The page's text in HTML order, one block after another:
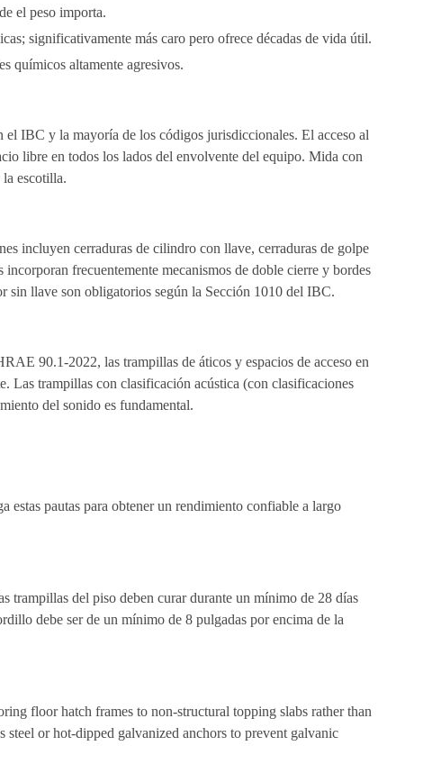
el peso importa.
significativamente más caro pero ofrece décadas de vida útil.
químicos altamente agresivos.
el IBC y la mayoría de los códigos jurisdiccionales. El acceso al
libre en todos los lados del envolvente del equipo. Mida con
escotilla.
incluyen cerraduras de cilindro con llave, cerraduras de golpe
frecuentemente mecanismos de doble cierre y bordes
sin llave son obligatorios según la Sección 1010 del IBC.
90.1-2022, las trampillas de áticos y espacios de acceso en
Las trampillas con clasificación acústica (con clasificaciones
del sonido es fundamental.
estas pautas para obtener un rendimiento confiable a largo
trampillas del piso deben curar durante un mínimo de 28 días
debe ser de un mínimo de 8 pulgadas por encima de la
floor hatch frames to non-structural topping slabs rather than
or hot-dipped galvanized anchors to prevent galvanic